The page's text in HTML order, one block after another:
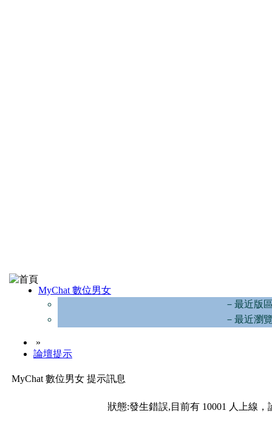
MyChat 數位男女
－最近版
－最近瀏
»
論壇提示
MyChat 數位男女 提示訊息
狀態:發生錯誤,目前有 10001 人上線